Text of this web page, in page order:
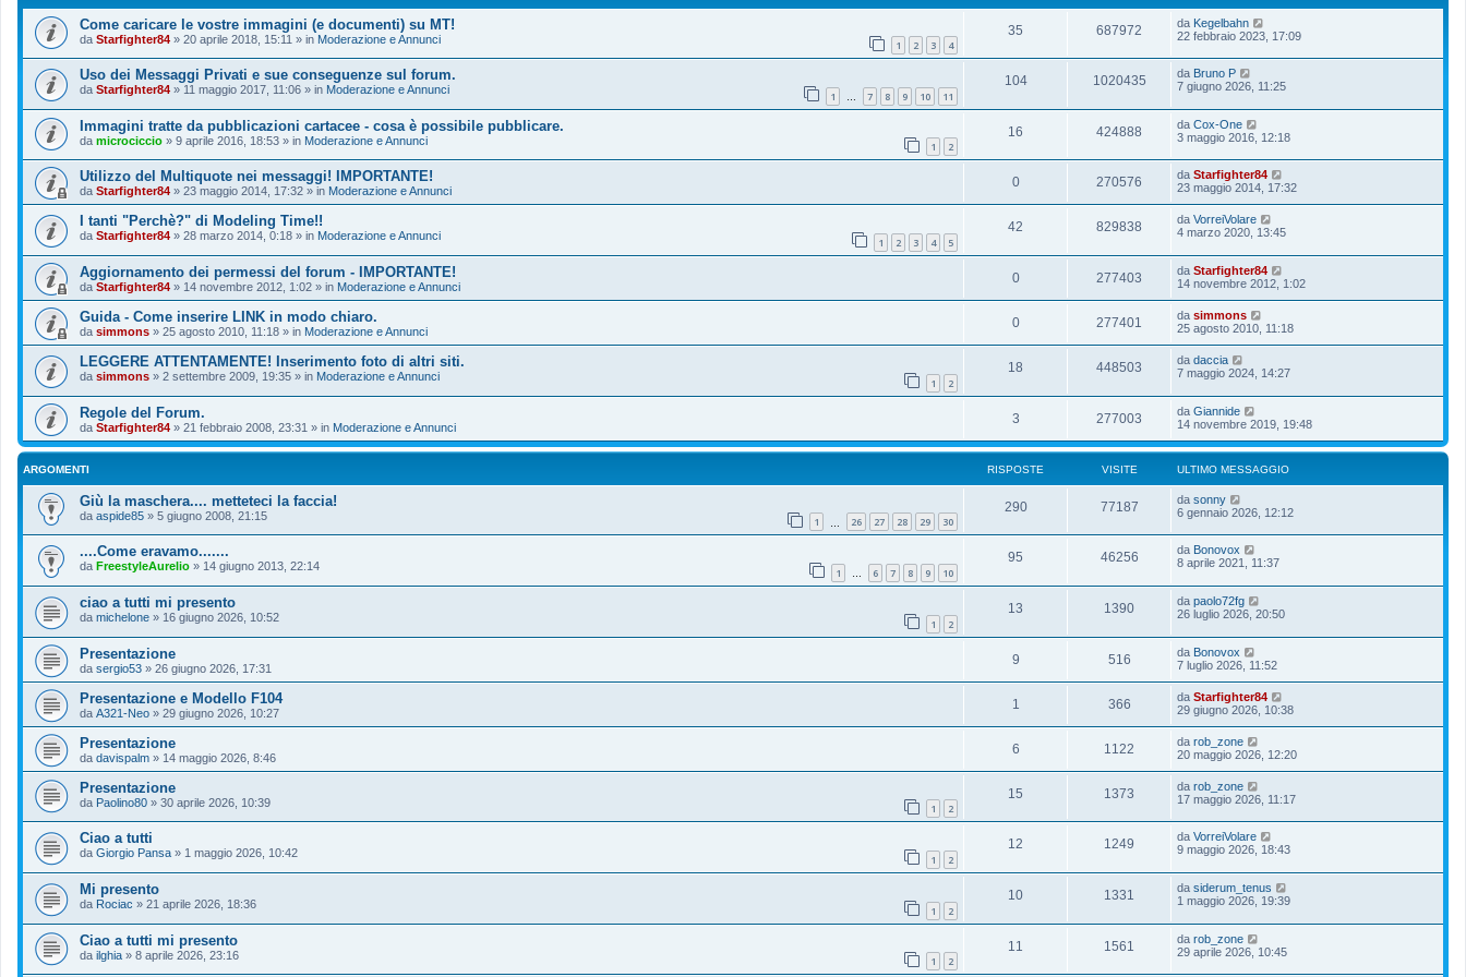
Come caricare le vostre immagini (e documenti) su MT!
da Starfighter84 » 20 aprile 2018, 15:11 » in Moderazione e Annunci 1 2 3 4
35 687972 da Kegelbahn
22 febbraio 2023, 17:09
Uso dei Messaggi Privati e sue conseguenze sul forum.
da Starfighter84 » 11 maggio 2017, 11:06 » in Moderazione e Annunci 1 … 7 8 9 10 11
104 1020435 da Bruno P
7 giugno 2026, 11:25
Immagini tratte da pubblicazioni cartacee - cosa è possibile pubblicare.
da microciccio » 9 aprile 2016, 18:53 » in Moderazione e Annunci 1 2
16 424888 da Cox-One
3 maggio 2016, 12:18
Utilizzo del Multiquote nei messaggi! IMPORTANTE!
da Starfighter84 » 23 maggio 2014, 17:32 » in Moderazione e Annunci
0 270576 da Starfighter84
23 maggio 2014, 17:32
I tanti "Perchè?" di Modeling Time!!
da Starfighter84 » 28 marzo 2014, 0:18 » in Moderazione e Annunci 1 2 3 4 5
42 829838 da VorreiVolare
4 marzo 2020, 13:45
Aggiornamento dei permessi del forum - IMPORTANTE!
da Starfighter84 » 14 novembre 2012, 1:02 » in Moderazione e Annunci
0 277403 da Starfighter84
14 novembre 2012, 1:02
Guida - Come inserire LINK in modo chiaro.
da simmons » 25 agosto 2010, 11:18 » in Moderazione e Annunci
0 277401 da simmons
25 agosto 2010, 11:18
LEGGERE ATTENTAMENTE! Inserimento foto di altri siti.
da simmons » 2 settembre 2009, 19:35 » in Moderazione e Annunci 1 2
18 448503 da daccia
7 maggio 2024, 14:27
Regole del Forum.
da Starfighter84 » 21 febbraio 2008, 23:31 » in Moderazione e Annunci
3 277003 da Giannide
14 novembre 2019, 19:48
ARGOMENTI RISPOSTE VISITE ULTIMO MESSAGGIO
Giù la maschera.... metteteci la faccia!
da aspide85 » 5 giugno 2008, 21:15 1 26 27 28 29 30
290 77187 da sonny
6 gennaio 2026, 12:12
....Come eravamo.......
da FreestyleAurelio » 14 giugno 2013, 22:14 1 … 6 7 8 9 10
95 46256 da Bonovox
8 aprile 2021, 11:37
ciao a tutti mi presento
da michelone » 16 giugno 2026, 10:52 1 2
13 1390 da paolo72fg
26 luglio 2026, 20:50
Presentazione
da sergio53 » 26 giugno 2026, 17:31
9 516 da Bonovox
7 luglio 2026, 11:52
Presentazione e Modello F104
da A321-Neo » 29 giugno 2026, 10:27
1 366 da Starfighter84
29 giugno 2026, 10:38
Presentazione
da davispalm » 14 maggio 2026, 8:46
6 1122 da rob_zone
20 maggio 2026, 12:20
Presentazione
da Paolino80 » 30 aprile 2026, 10:39 1 2
15 1373 da rob_zone
17 maggio 2026, 11:17
Ciao a tutti
da Giorgio Pansa » 1 maggio 2026, 10:42 1 2
12 1249 da VorreiVolare
9 maggio 2026, 18:43
Mi presento
da Rociac » 21 aprile 2026, 18:36 1 2
10 1331 da siderum_tenus
1 maggio 2026, 19:39
Ciao a tutti mi presento
da ilghia » 8 aprile 2026, 23:16 1 2
11 1561 da rob_zone
29 aprile 2026, 10:45